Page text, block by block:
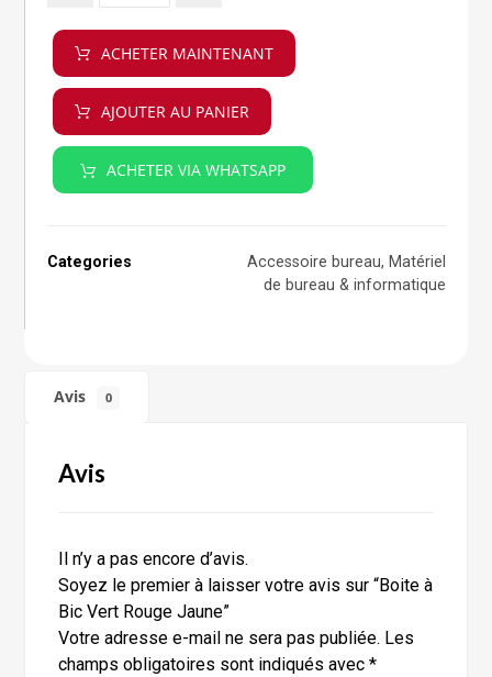
ACHETER MAINTENANT
AJOUTER AU PANIER
ACHETER VIA WHATSAPP
Categories Accessoire bureau, Matériel
de bureau & informatique
Avis 0
Avis
Il n’y a pas encore d’avis.
Soyez le premier à laisser votre avis sur “Boite à
Bic Vert Rouge Jaune”
Votre adresse e-mail ne sera pas publiée. Les
champs obligatoires sont indiqués avec*